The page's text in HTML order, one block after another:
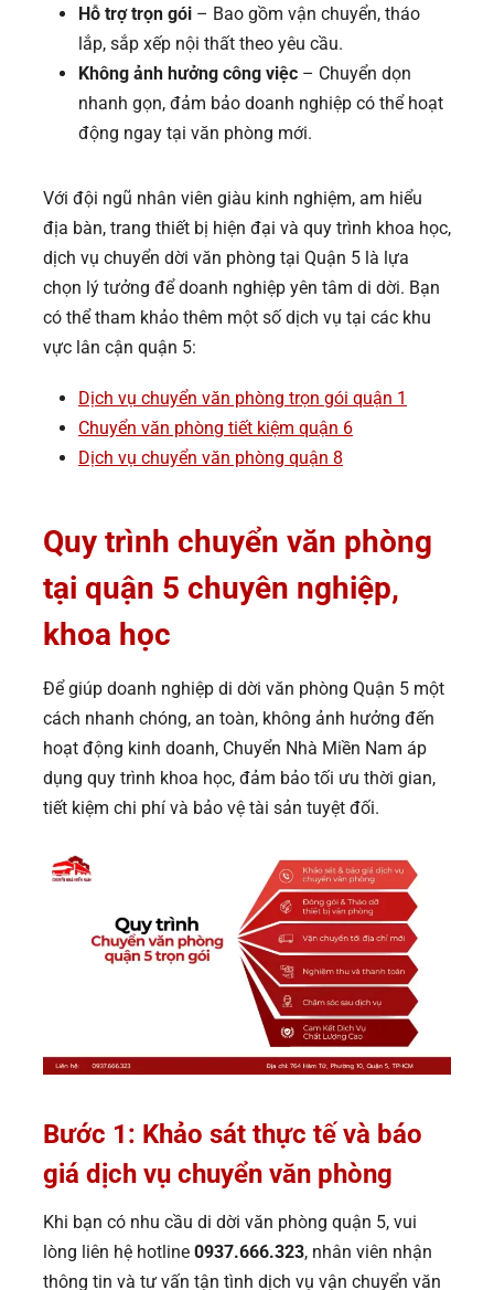
Hỗ trợ trọn gói – Bao gồm vận chuyển, tháo
lắp, sắp xếp nội thất theo yêu cầu.
Không ảnh hưởng công việc – Chuyển dọn
nhanh gọn, đảm bảo doanh nghiệp có thể hoạt
động ngay tại văn phòng mới.
Với đội ngũ nhân viên giàu kinh nghiệm, am hiểu
địa bàn, trang thiết bị hiện đại và quy trình khoa học,
dịch vụ chuyển dời văn phòng tại Quận 5 là lựa
chọn lý tưởng để doanh nghiệp yên tâm di dời. Bạn
có thể tham khảo thêm một số dịch vụ tại các khu
vực lân cận quận 5:
Dịch vụ chuyển văn phòng trọn gói quận 1
Chuyển văn phòng tiết kiệm quận 6
Dịch vụ chuyển văn phòng quận 8
Quy trình chuyển văn phòng
tại quận 5 chuyên nghiệp,
khoa học
Để giúp doanh nghiệp di dời văn phòng Quận 5 một
cách nhanh chóng, an toàn, không ảnh hưởng đến
hoạt động kinh doanh, Chuyển Nhà Miền Nam áp
dụng quy trình khoa học, đảm bảo tối ưu thời gian,
tiết kiệm chi phí và bảo vệ tài sản tuyệt đối.
Bước 1: Khảo sát thực tế và báo
giá dịch vụ chuyển văn phòng
Khi bạn có nhu cầu di dời văn phòng quận 5, vui
lòng liên hệ hotline 0937.666.323, nhân viên nhận
thông tin và tư vấn tận tình dịch vụ vận chuyển văn